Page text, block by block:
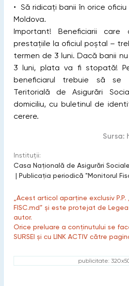
• Să ridicați banii în orice
Moldova.
Important! Beneficiarii care
prestațiile la oficiul poștal –
termen de 3 luni. Dacă banii
3 luni, plata va fi stopată!
beneficiarul trebuie să se
Teritorială de Asigurări
domiciliu, cu buletinul de
cerere.
Sursa:
Instituții:
Casa Națională de Asigurări
| Publicaţia periodică "Monitorul
„Acest articol aparține exclusiv
FISC.md” și este protejat de
autor.
Orice preluare a conținutului se
SURSEI și cu LINK ACTIV către
publicitate: